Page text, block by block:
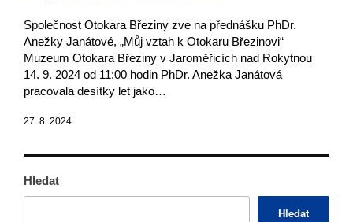
Hledat
Hledat
Společnost Otokara Březiny zve na přednášku PhDr.
Anežky Janátové, „Můj vztah k Otokaru Březinovi“
Muzeum Otokara Březiny v Jaroměřicích nad Rokytnou
14. 9. 2024 od 11:00 hodin PhDr. Anežka Janátová
pracovala desítky let jako…
27. 8. 2024